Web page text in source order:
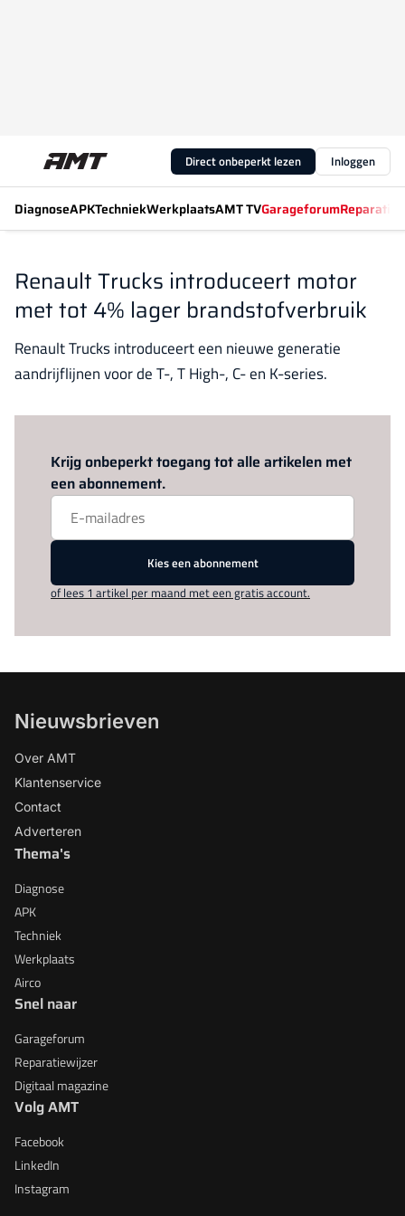
Direct onbeperkt lezen Inloggen
DiagnoseAPKTechniekWerkplaatsAMT TVGarageforum
Renault Trucks introduceert motor
met tot 4% lager brandstofverbruik
Renault Trucks introduceert een nieuwe generatie
aandrijflijnen voor de T-, T High-, C- en K-series.
Krijg onbeperkt toegang tot alle artikelen met
een abonnement.
Kies een abonnement
of lees 1 artikel per maand met een gratis account.
Nieuwsbrieven
Over AMT
Klantenservice
Contact
Adverteren
Thema's
Diagnose
APK
Techniek
Werkplaats
Airco
Snel naar
Garageforum
Reparatiewijzer
Digitaal magazine
Volg AMT
Facebook
LinkedIn
Instagram